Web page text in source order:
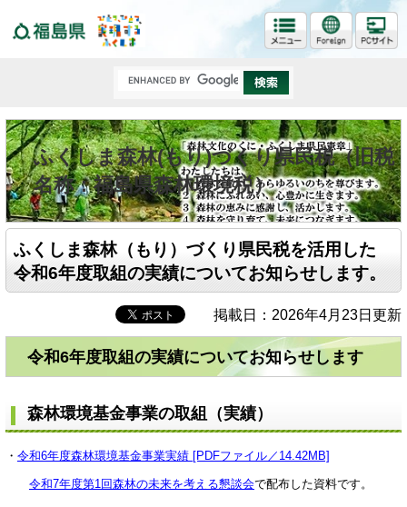
ふくしま森林(もり)づくり県民税（旧税
名称：福島県森林環境税）
ふくしま森林（もり）づくり県民税を活用した
令和6年度取組の実績についてお知らせします。
掲載日：2026年4月23日更新
令和6年度取組の実績についてお知らせします
森林環境基金事業の取組（実績）
・ 令和6年度森林環境基金事業実績 [PDFファイル／14.42MB]
令和7年度第1回森林の未来を考える懇談会で配布した資料です。